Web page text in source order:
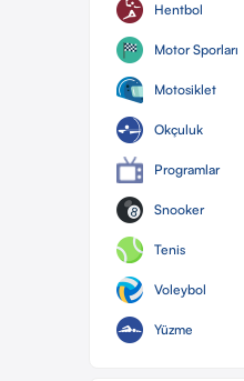
Hentbol
Motor Sporları
Motosiklet
Okçuluk
Programlar
Snooker
Tenis
Voleybol
Yüzme